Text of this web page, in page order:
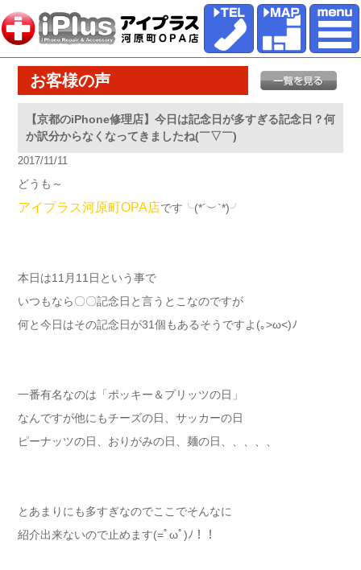
お客様の声
【京都のiPhone修理店】今日は記念日が多すぎる記念日？何
か訳分からなくなってきましたね(￣▽￣)
2017/11/11
どうも～
アイプラス河原町OPA店です╰(*´︶`*)╯
本日は11月11日という事で
いつもなら〇〇記念日と言うとこなのですが
何と今日はその記念日が31個もあるそうですよ(｡>ω<)ﾉ
一番有名なのは「ポッキー＆プリッツの日」
なんですが他にもチーズの日、サッカーの日
ピーナッツの日、おりがみの日、麺の日、、、、、
とあまりにも多すぎなのでここでそんなに
紹介出来ないので止めます(=ﾟωﾟ)ﾉ！！